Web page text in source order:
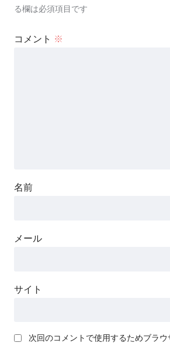
る欄は必須項目です
コメント ※
名前
メール
サイト
次回のコメントで使用するためブラウ